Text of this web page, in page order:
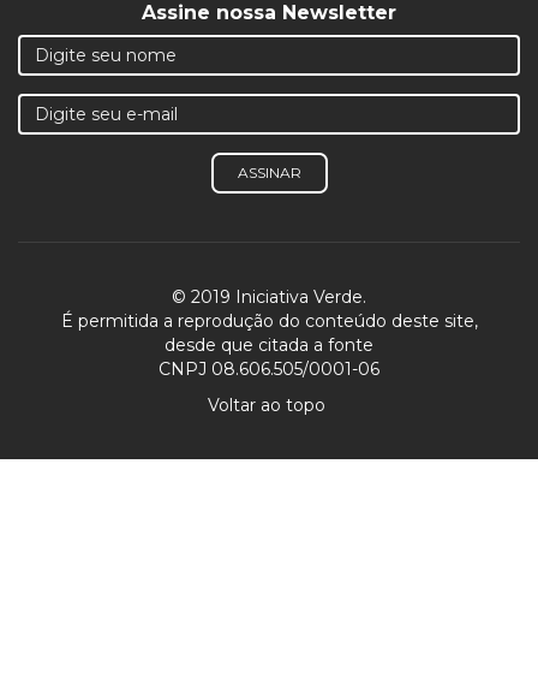
Assine nossa Newsletter
ASSINAR
© 2019 Iniciativa Verde.
É permitida a reprodução do conteúdo deste site,
desde que citada a fonte
CNPJ 08.606.505/0001-06
Voltar ao topo